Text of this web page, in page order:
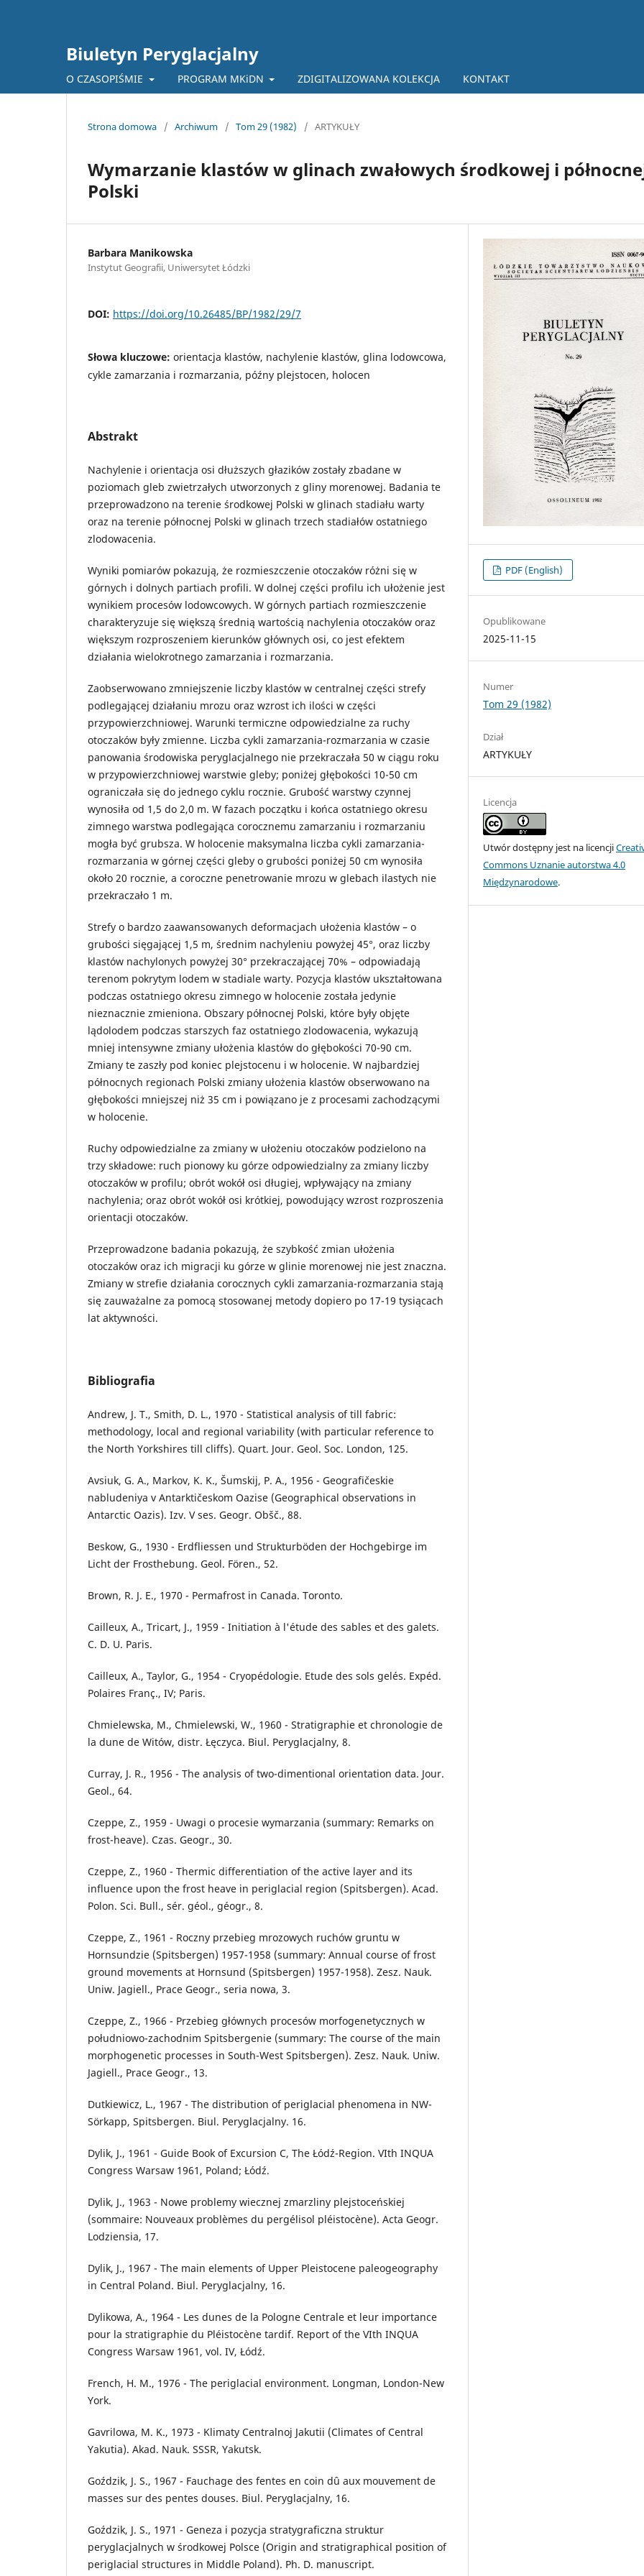
Biuletyn Peryglacjalny
O CZASOPIŚMIE PROGRAM MKiDN ZDIGITALIZOWANA KOLEKCJA KONTAKT
Strona domowa / Archiwum / Tom 29 (1982) / ARTYKUŁY
Wymarzanie klastów w glinach zwałowych środkowej i
Polski
Barbara Manikowska
Instytut Geografii, Uniwersytet Łódzki
DOI: https://doi.org/10.26485/BP/1982/29/7
Słowa kluczowe: orientacja klastów, nachylenie klastów, glina lodowcowa,
cykle zamarzania i rozmarzania, późny plejstocen, holocen
Abstrakt
Nachylenie i orientacja osi dłuższych głazików zostały zbadane w
poziomach gleb zwietrzałych utworzonych z gliny morenowej. Badania te
przeprowadzono na terenie środkowej Polski w glinach stadiału warty
oraz na terenie północnej Polski w glinach trzech stadiałów ostatniego
zlodowacenia.
Wyniki pomiarów pokazują, że rozmieszczenie otoczaków różni się w
górnych i dolnych partiach profili. W dolnej części profilu ich ułożenie jest
wynikiem procesów lodowcowych. W górnych partiach rozmieszczenie
charakteryzuje się większą średnią wartością nachylenia otoczaków oraz
większym rozproszeniem kierunków głównych osi, co jest efektem
działania wielokrotnego zamarzania i rozmarzania.
Zaobserwowano zmniejszenie liczby klastów w centralnej części strefy
podlegającej działaniu mrozu oraz wzrost ich ilości w części
przypowierzchniowej. Warunki termiczne odpowiedzialne za ruchy
otoczaków były zmienne. Liczba cykli zamarzania-rozmarzania w czasie
panowania środowiska peryglacjalnego nie przekraczała 50 w ciągu roku
w przypowierzchniowej warstwie gleby; poniżej głębokości 10-50 cm
ograniczała się do jednego cyklu rocznie. Grubość warstwy czynnej
wynosiła od 1,5 do 2,0 m. W fazach początku i końca ostatniego okresu
zimnego warstwa podlegająca corocznemu zamarzaniu i rozmarzaniu
mogła być grubsza. W holocenie maksymalna liczba cykli zamarzania-
rozmarzania w górnej części gleby o grubości poniżej 50 cm wynosiła
około 20 rocznie, a coroczne penetrowanie mrozu w glebach ilastych nie
przekraczało 1 m.
Strefy o bardzo zaawansowanych deformacjach ułożenia klastów – o
grubości sięgającej 1,5 m, średnim nachyleniu powyżej 45°, oraz liczby
klastów nachylonych powyżej 30° przekraczającej 70% – odpowiadają
terenom pokrytym lodem w stadiale warty. Pozycja klastów ukształtowana
podczas ostatniego okresu zimnego w holocenie została jedynie
nieznacznie zmieniona. Obszary północnej Polski, które były objęte
lądolodem podczas starszych faz ostatniego zlodowacenia, wykazują
mniej intensywne zmiany ułożenia klastów do głębokości 70-90 cm.
Zmiany te zaszły pod koniec plejstocenu i w holocenie. W najbardziej
północnych regionach Polski zmiany ułożenia klastów obserwowano na
głębokości mniejszej niż 35 cm i powiązano je z procesami zachodzącymi
w holocenie.
Ruchy odpowiedzialne za zmiany w ułożeniu otoczaków podzielono na
trzy składowe: ruch pionowy ku górze odpowiedzialny za zmiany liczby
otoczaków w profilu; obrót wokół osi długiej, wpływający na zmiany
nachylenia; oraz obrót wokół osi krótkiej, powodujący wzrost rozproszenia
orientacji otoczaków.
Przeprowadzone badania pokazują, że szybkość zmian ułożenia
otoczaków oraz ich migracji ku górze w glinie morenowej nie jest znaczna.
Zmiany w strefie działania corocznych cykli zamarzania-rozmarzania stają
się zauważalne za pomocą stosowanej metody dopiero po 17-19 tysiącach
lat aktywności.
Bibliografia
Andrew, J. T., Smith, D. L., 1970 - Statistical analysis of till fabric:
methodology, local and regional variability (with particular reference to
the North Yorkshires till cliffs). Quart. Jour. Geol. Soc. London, 125.
Avsiuk, G. A., Markov, K. K., Šumskij, P. A., 1956 - Geografičeskie
nabludeniya v Antarktičeskom Oazise (Geographical observations in
Antarctic Oazis). Izv. V ses. Geogr. Obšč., 88.
Beskow, G., 1930 - Erdfliessen und Strukturböden der Hochgebirge im
Licht der Frosthebung. Geol. Fören., 52.
Brown, R. J. E., 1970 - Permafrost in Canada. Toronto.
Cailleux, A., Tricart, J., 1959 - Initiation à l'étude des sables et des galets.
C. D. U. Paris.
Cailleux, A., Taylor, G., 1954 - Cryopédologie. Etude des sols gelés. Expéd.
Polaires Franç., IV; Paris.
Chmielewska, M., Chmielewski, W., 1960 - Stratigraphie et chronologie de
la dune de Witów, distr. Łęczyca. Biul. Peryglacjalny, 8.
Curray, J. R., 1956 - The analysis of two-dimentional orientation data. Jour.
Geol., 64.
Czeppe, Z., 1959 - Uwagi o procesie wymarzania (summary: Remarks on
frost-heave). Czas. Geogr., 30.
Czeppe, Z., 1960 - Thermic differentiation of the active layer and its
influence upon the frost heave in periglacial region (Spitsbergen). Acad.
Polon. Sci. Bull., sér. géol., géogr., 8.
Czeppe, Z., 1961 - Roczny przebieg mrozowych ruchów gruntu w
Hornsundzie (Spitsbergen) 1957-1958 (summary: Annual course of frost
ground movements at Hornsund (Spitsbergen) 1957-1958). Zesz. Nauk.
Uniw. Jagiell., Prace Geogr., seria nowa, 3.
Czeppe, Z., 1966 - Przebieg głównych procesów morfogenetycznych w
południowo-zachodnim Spitsbergenie (summary: The course of the main
morphogenetic processes in South-West Spitsbergen). Zesz. Nauk. Uniw.
Jagiell., Prace Geogr., 13.
Dutkiewicz, L., 1967 - The distribution of periglacial phenomena in NW-
Sörkapp, Spitsbergen. Biul. Peryglacjalny. 16.
Dylik, J., 1961 - Guide Book of Excursion C, The Łódź-Region. VIth INQUA
Congress Warsaw 1961, Poland; Łódź.
Dylik, J., 1963 - Nowe problemy wiecznej zmarzliny plejstoceńskiej
(sommaire: Nouveaux problèmes du pergélisol pléistocène). Acta Geogr.
Lodziensia, 17.
Dylik, J., 1967 - The main elements of Upper Pleistocene paleogeography
in Central Poland. Biul. Peryglacjalny, 16.
Dylikowa, A., 1964 - Les dunes de la Pologne Centrale et leur importance
pour la stratigraphie du Pléistocène tardif. Report of the VIth INQUA
Congress Warsaw 1961, vol. IV, Łódź.
French, H. M., 1976 - The periglacial environment. Longman, London-New
York.
Gavrilowa, M. K., 1973 - Klimaty Centralnoj Jakutii (Climates of Central
Yakutia). Akad. Nauk. SSSR, Yakutsk.
Goździk, J. S., 1967 - Fauchage des fentes en coin dû aux mouvement de
masses sur des pentes douses. Biul. Peryglacjalny, 16.
Goździk, J. S., 1971 - Geneza i pozycja stratygraficzna struktur
peryglacjalnych w środkowej Polsce (Origin and stratigraphical position of
periglacial structures in Middle Poland). Ph. D. manuscript.
PDF (English)
Opublikowane
2025-11-15
Numer
Tom 29 (1982)
Dział
ARTYKUŁY
Licencja
Utwór dostępny jest na licencji
Commons Uznanie autorstwa 4.0
Międzynarodowe.